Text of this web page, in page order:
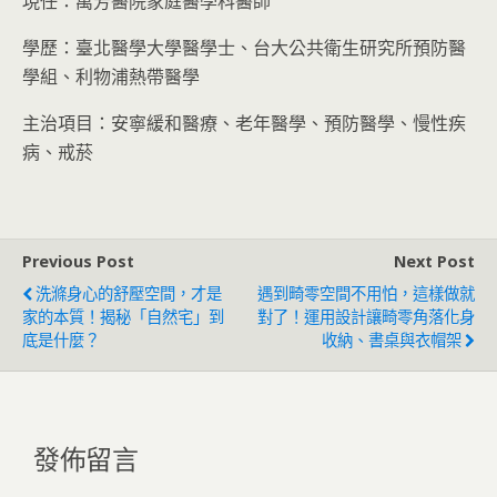
學歷：臺北醫學大學醫學士、台大公共衛生研究所預防醫
學組、利物浦熱帶醫學
主治項目：安寧緩和醫療、老年醫學、預防醫學、慢性疾
病、戒菸
Previous Post
洗滌身心的舒壓空間，才是
家的本質！揭秘「自然宅」到
底是什麼？
Next Post
遇到畸零空間不用怕，這樣做就
對了！運用設計讓畸零角落化身
收納、書桌與衣帽架
發佈留言